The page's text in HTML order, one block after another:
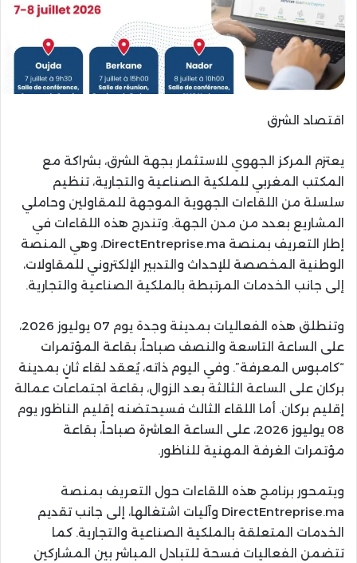
اقتصاد الشرق
يعتزم المركز الجهوي للاستثمار بجهة الشرق، بشراكة مع
المكتب المغربي للملكية الصناعية والتجارية، تنظيم
سلسلة من اللقاءات الجهوية الموجهة للمقاولين وحاملي
المشاريع بعدد من مدن الجهة. وتندرج هذه اللقاءات في
إطار التعريف بمنصة DirectEntreprise.ma، وهي المنصة
الوطنية المخصصة للإحداث والتدبير الإلكتروني للمقاولات،
إلى جانب الخدمات المرتبطة بالملكية الصناعية والتجارية.
وتنطلق هذه الفعاليات بمدينة وجدة يوم 07 يوليوز 2026،
على الساعة التاسعة والنصف صباحاً، بقاعة المؤتمرات
“كامبوس المعرفة”. وفي اليوم ذاته، يُعقد لقاء ثانٍ بمدينة
بركان على الساعة الثالثة بعد الزوال، بقاعة اجتماعات عمالة
إقليم بركان. أما اللقاء الثالث فسيحتضنه إقليم الناظور يوم
08 يوليوز 2026، على الساعة العاشرة صباحاً، بقاعة
مؤتمرات الغرفة المهنية للناظور.
ويتمحور برنامج هذه اللقاءات حول التعريف بمنصة
DirectEntreprise.ma وآليات اشتغالها، إلى جانب تقديم
الخدمات المتعلقة بالملكية الصناعية والتجارية. كما
تتضمن الفعاليات فسحة للتبادل المباشر بين المشاركين